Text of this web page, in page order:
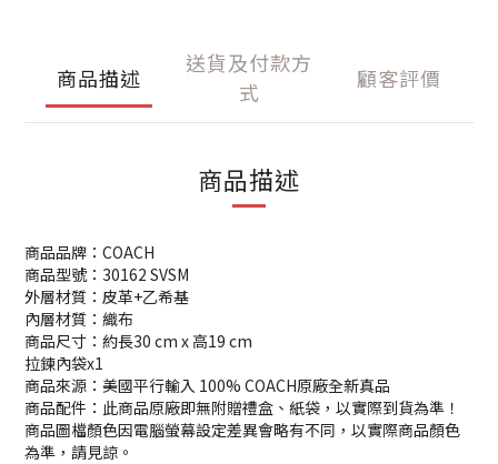
商品描述
送貨及付款方
式
顧客評價
商品描述
商品品牌：COACH
商品型號：30162 SVSM
外層材質：皮革+乙希基
內層材質：織布
商品尺寸：約長30 cm x 高19 cm
拉鍊內袋x1
商品來源：美國平行輸入 100% COACH原廠全新真品
商品配件：此商品原廠即無附贈禮盒、紙袋，以實際到貨為準！
商品圖檔顏色因電腦螢幕設定差異會略有不同，以實際商品顏色
為準，請見諒。